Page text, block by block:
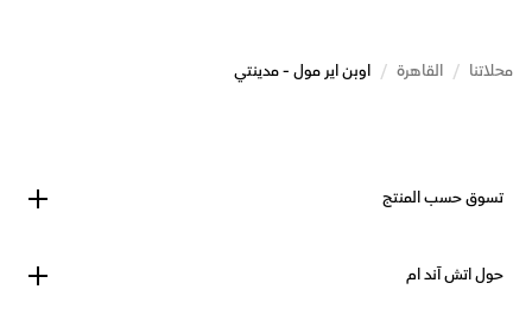
محلاتنا / القاهرة / اوبن اير مول - مدينتي
تسوق حسب المنتج
حول اتش آند ام